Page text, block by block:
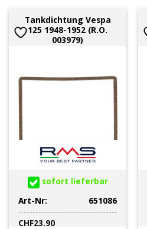
Tankdichtung Vespa
125 1948-1952 (R.O.
003979)
sofort lieferbar
Art-Nr:
651086
CHF23.90